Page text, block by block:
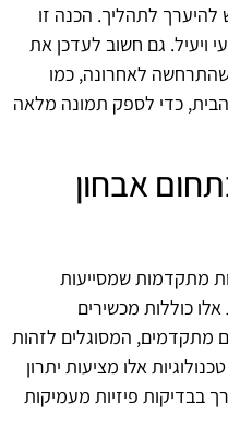
להיערך לתהליך. הכנה זו
ויעיל. גם חשוב לעדכן את
שהתרחשה לאחרונה, כמו
הבית, כדי לספק תמונה מלאה
אבחון
מתקדמות שמסייעות
אלו כוללות מכשירים
מתקדמים, המסוגלים לזהות
אלו מציעות יתרון
בבדיקות פיזיות מעמיקות